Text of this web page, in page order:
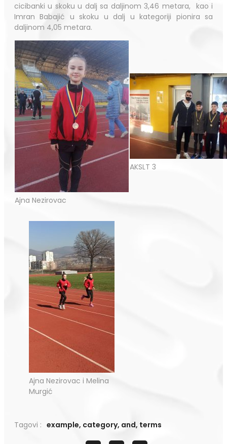
cicibanki u skoku u dalj sa daljinom 3,46 metara, kao i
Imran Babajić u skoku u dalj u kategoriji pionira sa
daljinom 4,05 metara.
Ajna Nezirovac
AKSLT 3
Ajna Nezirovac i Melina
Murgić
Tagovi : example, category, and, terms